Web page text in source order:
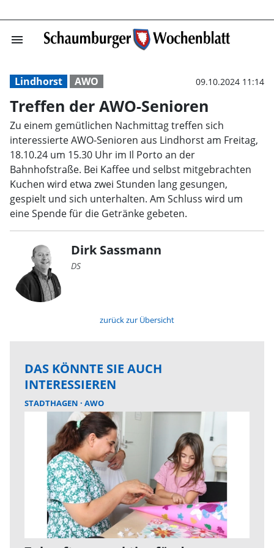
menu Treffen der
Lindhorst AWO 09.10.2024 11:14
Treffen der AWO-Senioren
Zu einem gemütlichen Nachmittag treffen sich
interessierte AWO-Senioren aus Lindhorst am Freitag,
18.10.24 um 15.30 Uhr im Il Porto an der
Bahnhofstraße. Bei Kaffee und selbst mitgebrachten
Kuchen wird etwa zwei Stunden lang gesungen,
gespielt und sich unterhalten. Am Schluss wird um
eine Spende für die Getränke gebeten.
Dirk Sassmann
DS
zurück zur Übersicht
DAS KÖNNTE SIE AUCH
INTERESSIEREN
STADTHAGEN AWO